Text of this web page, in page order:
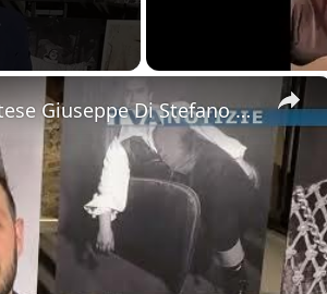
×
Motta Sant'Anastasia. L'omaggio al tenore mottese Giuseppe Di Stefano nel giorno della sua nascita.